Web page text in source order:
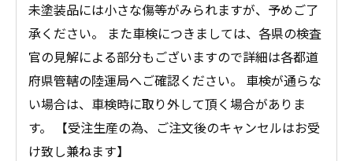
未塗装品には小さな傷等がみられますが、予めご了
承ください。 また車検につきましては、各県の検査
官の見解による部分もございますので詳細は各都道
府県管轄の陸運局へご確認ください。 車検が通らな
い場合は、車検時に取り外して頂く場合がありま
す。 【受注生産の為、ご注文後のキャンセルはお受
け致し兼ねます】